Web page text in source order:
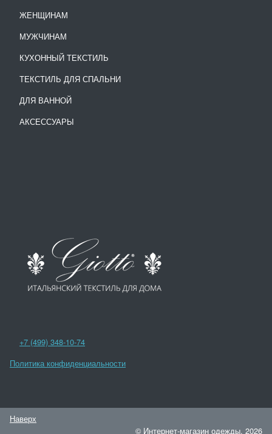
ЖЕНЩИНАМ
МУЖЧИНАМ
КУХОННЫЙ ТЕКСТИЛЬ
ТЕКСТИЛЬ ДЛЯ СПАЛЬНИ
ДЛЯ ВАННОЙ
АКСЕССУАРЫ
+7 (499) 348-10-74
Политика конфиденциальности
Наверх
© Интернет-магазин одежды, 2026